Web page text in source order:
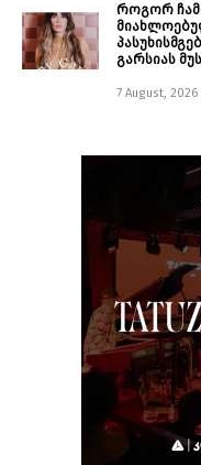
როგორ
გარსიას
7 August, 2026